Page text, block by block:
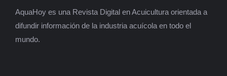
AquaHoy es una Revista Digital en Acuicultura orientada a
difundir información de la industria acuícola en todo el
mundo.